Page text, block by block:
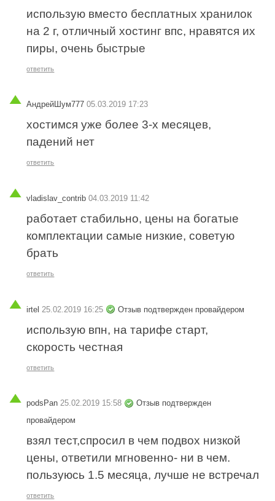
использую вместо бесплатных хранилок
на 2 г, отличный хостинг впс, нравятся их
пиры, очень быстрые
ответить
АндрейШум777 05.03.2019 17:23
хостимся уже более 3-х месяцев,
падений нет
ответить
vladislav_contrib 04.03.2019 11:42
работает стабильно, цены на богатые
комплектации самые низкие, советую
брать
ответить
irtel 25.02.2019 16:25 Отзыв подтвержден провайдером
использую впн, на тарифе старт,
скорость честная
ответить
podsPan 25.02.2019 15:58
Отзыв подтвержден
провайдером
взял тест,спросил в чем подвох низкой
цены, ответили мгновенно- ни в чем.
пользуюсь 1.5 месяца, лучше не встречал
ответить